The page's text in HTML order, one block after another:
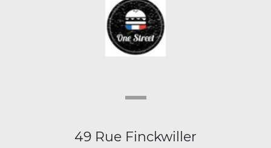
49 Rue Finckwiller